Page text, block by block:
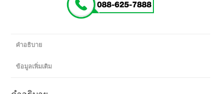
SSTPE245-
(TNR)
ล้อ)
คำอธิบาย
ข้อมูลเพิ่มเติม